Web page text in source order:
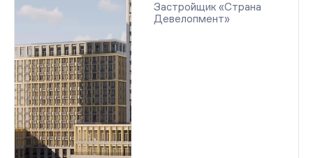
Застройщик «Страна
Девелопмент»